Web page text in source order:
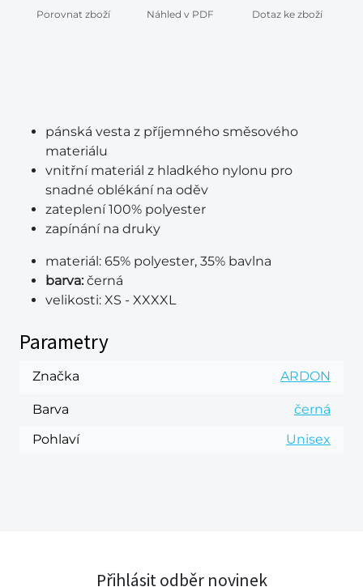
Porovnat zboží Náhled v PDF Dotaz ke zboží
pánská vesta z příjemného směsového
materiálu
vnitřní materiál z hladkého nylonu pro
snadné oblékání na oděv
zateplení 100% polyester
zapínání na druky
materiál: 65% polyester, 35% bavlna
barva: černá
velikosti: XS - XXXXL
Parametry
Značka ARDON
Barva
černá
Pohlaví
Unisex
Přihlásit odběr novinek